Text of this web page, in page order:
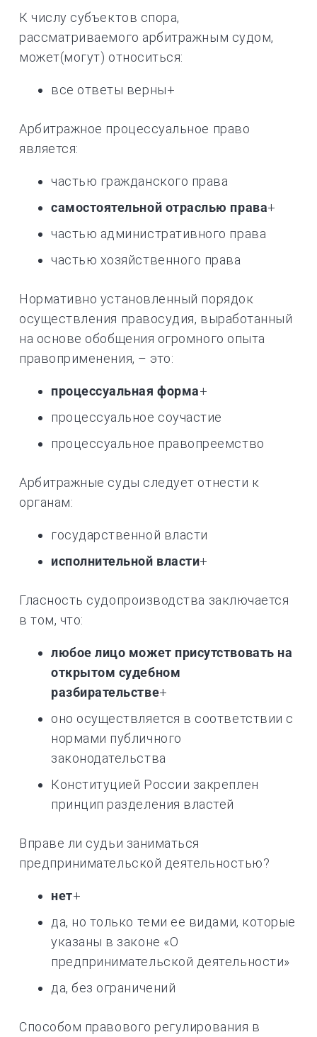
К числу субъектов спора,
рассматриваемого арбитражным судом,
может(могут) относиться:
все ответы верны+
Арбитражное процессуальное право
является:
частью гражданского права
самостоятельной отраслью права+
частью административного права
частью хозяйственного права
Нормативно установленный порядок
осуществления правосудия, выработанный
на основе обобщения огромного опыта
правоприменения, – это:
процессуальная форма+
процессуальное соучастие
процессуальное правопреемство
Арбитражные суды следует отнести к
органам:
государственной власти
исполнительной власти+
Гласность судопроизводства заключается
в том, что:
любое лицо может присутствовать на
открытом судебном
разбирательстве+
оно осуществляется в соответствии с
нормами публичного
законодательства
Конституцией России закреплен
принцип разделения властей
Вправе ли судьи заниматься
предпринимательской деятельностью?
нет+
да, но только теми ее видами, которые
указаны в законе «О
предпринимательской деятельности»
да, без ограничений
Способом правового регулирования в